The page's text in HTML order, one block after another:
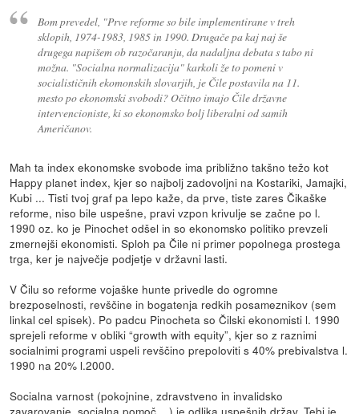
Bom prevedel, "Prve reforme so bile implementirane v treh
sklopih, 1974-1983, 1985 in 1990. Drugače pa kaj naj še
drugega napišem ob razočaranju, da nadaljna debata s tabo ni
možna. "Socialna normalizacija" karkoli že to pomeni v
socialističnih ekomonskih slovarjih, je Čile postavila na 11.
mesto po ekonomski svobodi? Očitno imajo Čile državne
intervencioniste, ki so ekonomsko bolj liberalni od samih
Američanov.
Mah ta index ekonomske svobode ima približno takšno težo kot
Happy planet index, kjer so najbolj zadovoljni na Kostariki, Jamajki,
Kubi ... Tisti tvoj graf pa lepo kaže, da prve, tiste zares Čikaške
reforme, niso bile uspešne, pravi vzpon krivulje se začne po l.
1990 oz. ko je Pinochet odšel in so ekonomsko politiko prevzeli
zmernejši ekonomisti. Sploh pa Čile ni primer popolnega prostega
trga, ker je največje podjetje v državni lasti.
V Čilu so reforme vojaške hunte privedle do ogromne
brezposelnosti, revščine in bogatenja redkih posameznikov (sem
linkal cel spisek). Po padcu Pinocheta so Čilski ekonomisti l. 1990
sprejeli reforme v obliki “growth with equity”, kjer so z raznimi
socialnimi programi uspeli revščino prepoloviti s 40% prebivalstva l.
1990 na 20% l.2000.
Socialna varnost (pokojnine, zdravstveno in invalidsko